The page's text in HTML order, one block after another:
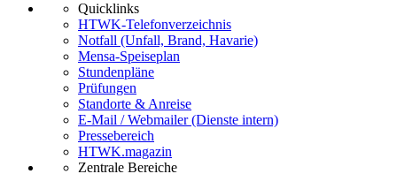
Quicklinks
HTWK-Telefonverzeichnis
Notfall (Unfall, Brand, Havarie)
Mensa-Speiseplan
Stundenpläne
Prüfungen
Standorte & Anreise
E-Mail / Webmailer (Dienste intern)
Pressebereich
HTWK.magazin
Zentrale Bereiche